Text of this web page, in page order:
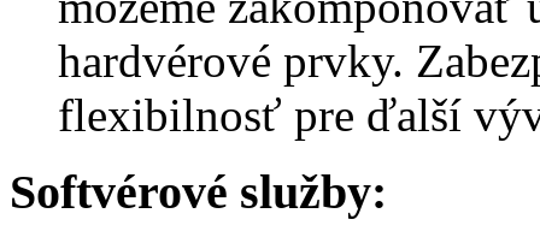
hardvérové prvky.
flexibilnosť pre ďalší
Softvérové služby: